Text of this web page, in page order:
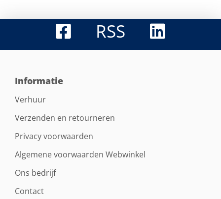
RSS
Informatie
Verhuur
Verzenden en retourneren
Privacy voorwaarden
Algemene voorwaarden Webwinkel
Ons bedrijf
Contact